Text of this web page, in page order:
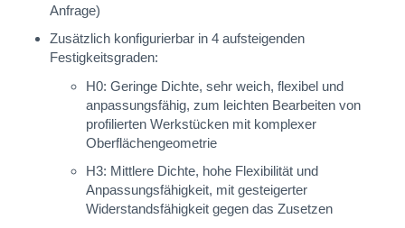
Anfrage)
Zusätzlich konfigurierbar in 4 aufsteigenden
Festigkeitsgraden:
H0: Geringe Dichte, sehr weich, flexibel und
anpassungsfähig, zum leichten Bearbeiten von
profilierten Werkstücken mit komplexer
Oberflächengeometrie
H3: Mittlere Dichte, hohe Flexibilität und
Anpassungsfähigkeit, mit gesteigerter
Widerstandsfähigkeit gegen das Zusetzen